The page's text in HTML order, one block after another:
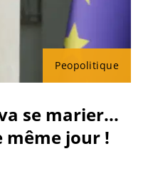
Peopolitique
se marier...
même jour !